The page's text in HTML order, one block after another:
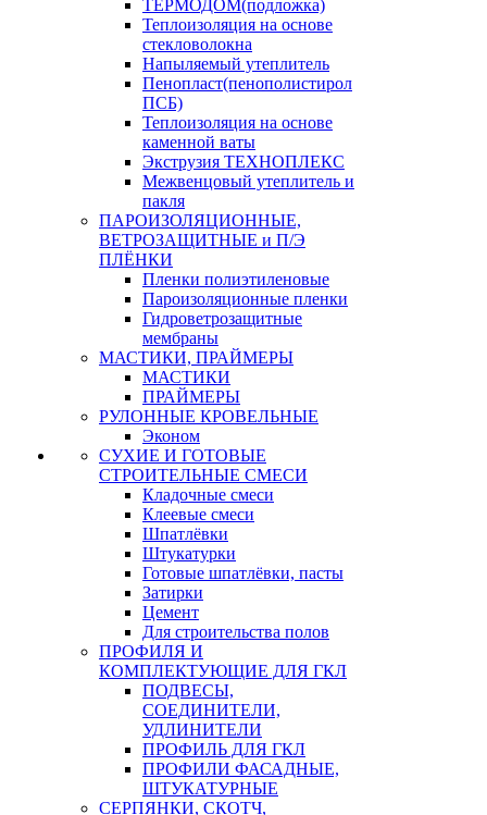
ТЕРМОДОМ(подложка)
Теплоизоляция на основе
стекловолокна
Напыляемый утеплитель
Пенопласт(пенополистирол
ПСБ)
Теплоизоляция на основе
каменной ваты
Экструзия ТЕХНОПЛЕКС
Межвенцовый утеплитель и
пакля
ПАРОИЗОЛЯЦИОННЫЕ,
ВЕТРОЗАЩИТНЫЕ и П/Э
ПЛЁНКИ
Пленки полиэтиленовые
Пароизоляционные пленки
Гидроветрозащитные
мембраны
МАСТИКИ, ПРАЙМЕРЫ
МАСТИКИ
ПРАЙМЕРЫ
РУЛОННЫЕ КРОВЕЛЬНЫЕ
Эконом
СУХИЕ И ГОТОВЫЕ
СТРОИТЕЛЬНЫЕ СМЕСИ
Кладочные смеси
Клеевые смеси
Шпатлёвки
Штукатурки
Готовые шпатлёвки, пасты
Затирки
Цемент
Для строительства полов
ПРОФИЛЯ И
КОМПЛЕКТУЮЩИЕ ДЛЯ ГКЛ
ПОДВЕСЫ,
СОЕДИНИТЕЛИ,
УДЛИНИТЕЛИ
ПРОФИЛЬ ДЛЯ ГКЛ
ПРОФИЛИ ФАСАДНЫЕ,
ШТУКАТУРНЫЕ
СЕРПЯНКИ, СКОТЧ,